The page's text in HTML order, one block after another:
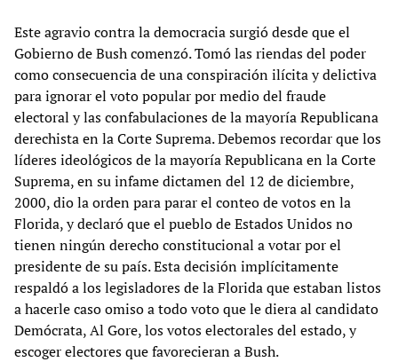
Este agravio contra la democracia surgió desde que el
Gobierno de Bush comenzó. Tomó las riendas del poder
como consecuencia de una conspiración ilícita y delictiva
para ignorar el voto popular por medio del fraude
electoral y las confabulaciones de la mayoría Republicana
derechista en la Corte Suprema. Debemos recordar que los
líderes ideológicos de la mayoría Republicana en la Corte
Suprema, en su infame dictamen del 12 de diciembre,
2000, dio la orden para parar el conteo de votos en la
Florida, y declaró que el pueblo de Estados Unidos no
tienen ningún derecho constitucional a votar por el
presidente de su país. Esta decisión implícitamente
respaldó a los legisladores de la Florida que estaban listos
a hacerle caso omiso a todo voto que le diera al candidato
Demócrata, Al Gore, los votos electorales del estado, y
escoger electores que favorecieran a Bush.